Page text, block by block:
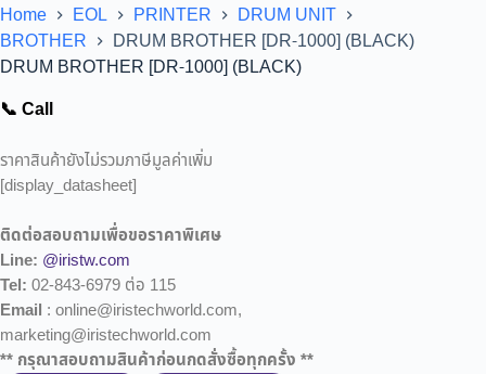
Home EOL PRINTER
DRUM UNIT
BROTHER
DRUM BROTHER [DR-1000] (BLACK)
DRUM BROTHER [DR-1000] (BLACK)
📞 Call
ราคาสินค้ายังไม่รวมภาษีมูลค่าเพิ่ม
[display_datasheet]
ติดต่อสอบถามเพื่อขอราคาพิเศษ
Line: @iristw.com
Tel: 02-843-6979 ต่อ 115
Email : online@iristechworld.com,
marketing@iristechworld.com
** กรุณาสอบถามสินค้าก่อนกดสั่งซื้อทุกครั้ง **